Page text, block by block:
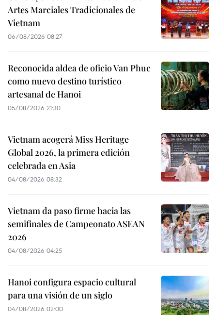
Artes Marciales Tradicionales de
Vietnam
06/08/2026 08:27
Reconocida aldea de oficio Van Phuc
como nuevo destino turístico
artesanal de Hanoi
05/08/2026 21:30
Vietnam acogerá Miss Heritage
Global 2026, la primera edición
celebrada en Asia
04/08/2026 08:32
Vietnam da paso firme hacia las
semifinales de Campeonato ASEAN
2026
04/08/2026 04:25
Hanoi configura espacio cultural
para una visión de un siglo
04/08/2026 02:00